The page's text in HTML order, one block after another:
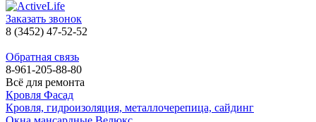
Заказать звонок
8 (3452) 47-52-52
Обратная связь
8-961-205-88-80
Всё для ремонта
Кровля Фасад
Кровля, гидроизоляция, металлочерепица, сайдинг